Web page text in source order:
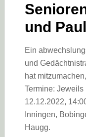
und
Ein
und
hat
Termine: Jeweils
12.12.2022,
Inningen,
Haugg.